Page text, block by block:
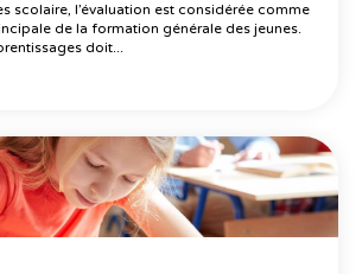
scolaire, l’évaluation est considérée comme
de la formation générale des jeunes.
doit...